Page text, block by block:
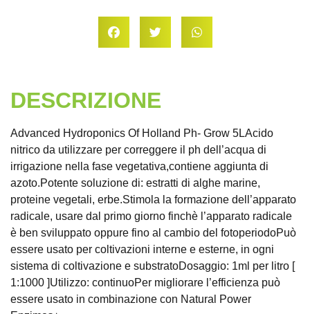
DESCRIZIONE
Advanced Hydroponics Of Holland Ph- Grow 5LAcido
nitrico da utilizzare per correggere il ph dell’acqua di
irrigazione nella fase vegetativa,contiene aggiunta di
azoto.Potente soluzione di: estratti di alghe marine,
proteine vegetali, erbe.Stimola la formazione dell’apparato
radicale, usare dal primo giorno finchè l’apparato radicale
è ben sviluppato oppure fino al cambio del fotoperiodoPuò
essere usato per coltivazioni interne e esterne, in ogni
sistema di coltivazione e substratoDosaggio: 1ml per litro [
1:1000 ]Utilizzo: continuoPer migliorare l’efficienza può
essere usato in combinazione con Natural Power